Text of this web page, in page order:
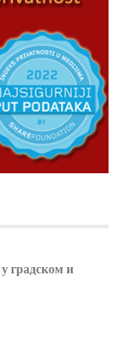
градском и